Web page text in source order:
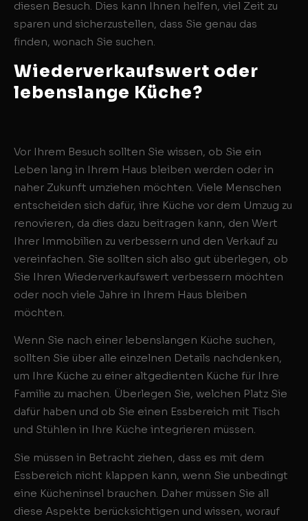
diesen Besuch. Dies kann Ihnen helfen, viel Zeit zu
sparen und sicherzustellen, dass Sie genau das
finden, wonach Sie suchen.
Wiederverkaufswert oder
lebenslange Küche?
Vor Ihrem Besuch sollten Sie wissen, ob Sie ein
Leben lang in Ihrem Haus bleiben werden oder in
naher Zukunft umziehen möchten. Viele Menschen
entscheiden sich dafür, ihre Küche vor dem Umzug zu
renovieren, da dies dazu beitragen kann, den Wert
Ihrer Immobilien zu verbessern und den Verkauf zu
vereinfachen. Sie sollten sich also gut überlegen, ob
Sie Ihren Wiederverkaufswert verbessern möchten
oder noch viele Jahre in Ihrem Haus bleiben
möchten.
Wenn Sie nach einer lebenslangen Küche suchen,
sollten Sie über alle einzelnen Details nachdenken,
um Ihre Küche zu einer altgedienten Küche für Ihre
Familie zu machen. Überlegen Sie, welchen Platz Sie
dafür haben und ob Sie einen Essbereich mit Tisch
und Stühlen in Ihre Küche integrieren müssen.
Sie müssen in Betracht ziehen, dass es mit dem
Essbereich nicht klappen kann, wenn Sie unbedingt
eine Kücheninsel brauchen. Daher müssen Sie all
diese Aspekte berücksichtigen und wissen, worauf